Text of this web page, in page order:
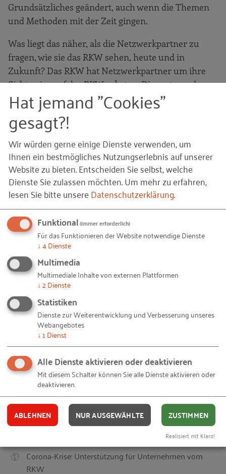
Grundsätzliches geändert, auch wenn die Themen
und Methoden mit der Zeit gingen.
Was liegt das näher, als die Netzwerkpartner zu
fragen, wie sie das RKW sehen, heute und in
Zukunft? Das RKW hat Netzwerkpartner um ihre
Sichtweise auf das RKW gebeten. Die ersten zehn
sind jetzt online: https://www.100-jahre-
rkw.de/stimmen-zum-rkw/. Angefangen von
Wirtschaftsminister Peter Altmaier über die
Vorsitzenden der Sozialpartner, Reiner Hoffmann
(DGB) und Dr. Rainer Dulger (BDA), über die
Professoren Wilhelm Bauer (IAO) und Volker Stich
(FIR) bis hin zu Kammergeschäftsführerinnen,
Unternehmerinnen und Unternehmern, die sich
ehrenamtlich in den Vorständen des RKW e.V. und
der RKW-Landesvereine engagieren. Sie alle sehen
im RKW einen nützlichen Partner für ihre eigenen
Anliegen und für den deutschen Mittelstand. Wir
freuen uns über so viel Zuspruch und werden den
Anspruch, die Wettbewerbsfähigkeit des
Mittelstands zu stärken, auch in den kommenden
Jahrzehnten nicht aus den Augen verlieren.
Bildquellen und Copyright-Hinweise
thinkstockphotos
Ihnen gefällt dieser Beitrag? Teilen Sie ihn mit anderen:
Auch interessant
Corona-Krise: Unterstützung für Unternehmen vom
RKW
Hat jemand "Cookies"
gesagt?!
Wir würden gerne einige Dienste verwenden, um
Ihnen ein bestmögliches Nutzungserlebnis auf unserer
Website zu bieten. Entscheiden Sie selbst, welche
Dienste Sie zulassen möchten.Um mehr zu erfahren,
lesen Sie bitte unsereDatenschutzerklärung.
Funktional(immer erforderlich)
Für das Funktionieren der Website notwendige Dienste
↓ 4Dienste
Multimedia
Multimediale Inhalte von externen Plattformen
↓ 2Dienste
Statistiken
Dienste zur Weiterentwicklung und Verbesserung unseres
Webangebotes
↓ 1 Dienst
Alle Dienste aktivieren oder deaktivieren
Mit diesem Schalter können Sie alle Dienste aktivieren oder
deaktivieren.
ABLEHNEN NUR AUSGEWÄHLTE ZUSTIMMEN
Realisiert mit Klaro!